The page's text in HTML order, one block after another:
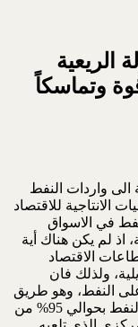
الريعية
وتماسكاً
الى واردات النفط
الانتاجية للاقتصاد
في الاسواق
اذ لم يكن هناك أية
الاقتصاد
ولذلك فان
على النفط، وهو طريق
الانفاق العام. فالبلد يعتمد على واردات الريع النفط بحوالي 95% من